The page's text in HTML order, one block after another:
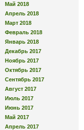
Май 2018
Апрель 2018
Март 2018
Февраль 2018
Январь 2018
Декабрь 2017
Ноябрь 2017
Октябрь 2017
Сентябрь 2017
Август 2017
Июль 2017
Июнь 2017
Май 2017
Апрель 2017